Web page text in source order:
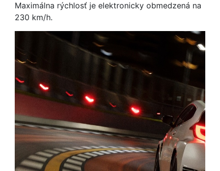
Maximálna rýchlosť je elektronicky obmedzená na
230 km/h.